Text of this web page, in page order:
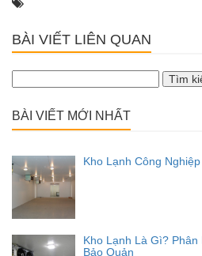
BÀI VIẾT LIÊN QUAN
kiếm
BÀI VIẾT MỚI NHẤT
Kho Lạnh Công Nghiệp
Kho Lạnh Là Gì?
Bảo Quản